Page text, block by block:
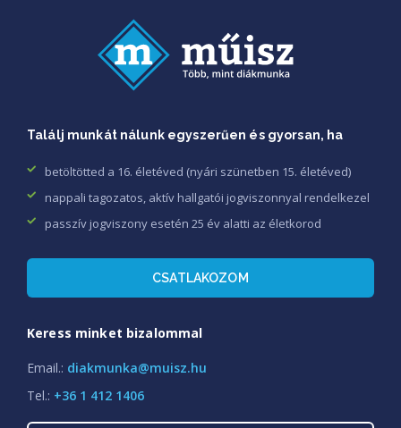
Találj munkát nálunk egyszerűen és gyorsan, ha
betöltötted a 16. életéved (nyári szünetben 15. életéved)
nappali tagozatos, aktív hallgatói jogviszonnyal rendelkezel
passzív jogviszony esetén 25 év alatti az életkorod
CSATLAKOZOM
Keress minket bizalommal
Email.: diakmunka@muisz.hu
Tel.: +36 1 412 1406